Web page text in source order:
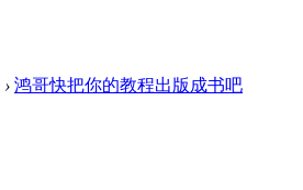
› 鸿哥快把你的教程出版成书吧